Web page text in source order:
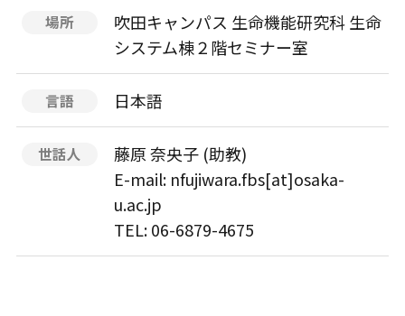
場所
吹田キャンパス 生命機能研究科 生命
システム棟２階セミナー室
言語 日本語
世話人
藤原 奈央子 (助教)
E-mail: nfujiwara.fbs[at]osaka-
u.ac.jp
TEL: 06-6879-4675